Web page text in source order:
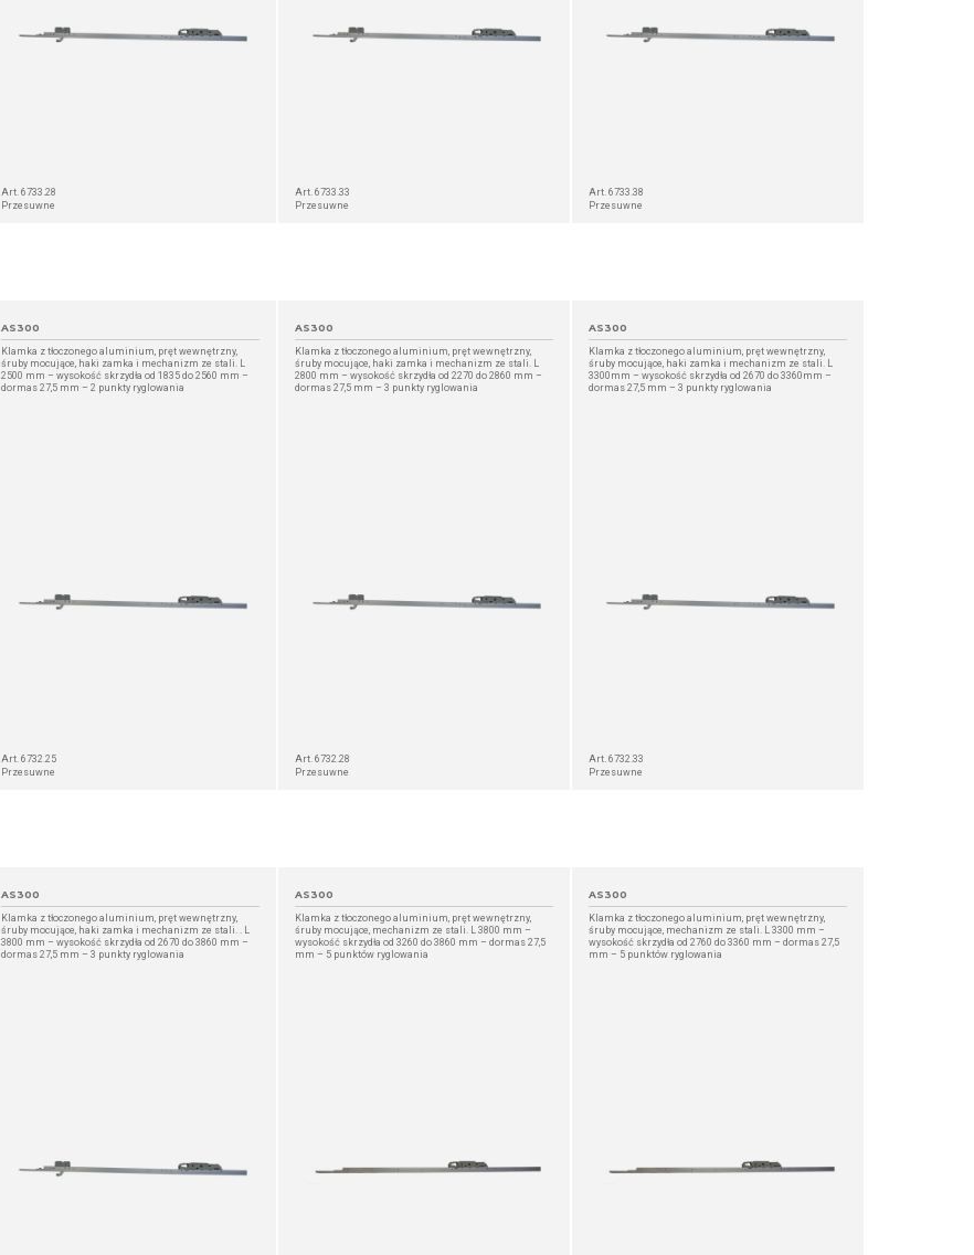
Art. 6733.28
Przesuwne
Art. 6733.33
Przesuwne
Art. 6733.38
Przesuwne
AS300
Klamka z tłoczonego aluminium, pręt wewnętrzny,
śruby mocujące, haki zamka i mechanizm ze stali. L
2500 mm – wysokość skrzydła od 1835 do 2560 mm –
dormas 27,5 mm – 2 punkty ryglowania
Art. 6732.25
Przesuwne
AS300
Klamka z tłoczonego aluminium, pręt wewnętrzny,
śruby mocujące, haki zamka i mechanizm ze stali. L
2800 mm – wysokość skrzydła od 2270 do 2860 mm –
dormas 27,5 mm – 3 punkty ryglowania
Art. 6732.28
Przesuwne
AS300
Klamka z tłoczonego aluminium, pręt wewnętrzny,
śruby mocujące, haki zamka i mechanizm ze stali. L
3300mm – wysokość skrzydła od 2670 do 3360mm –
dormas 27,5 mm – 3 punkty ryglowania
Art. 6732.33
Przesuwne
AS300
Klamka z tłoczonego aluminium, pręt wewnętrzny,
śruby mocujące, haki zamka i mechanizm ze stali. . L
3800 mm – wysokość skrzydła od 2670 do 3860 mm –
dormas 27,5 mm – 3 punkty ryglowania
AS300
Klamka z tłoczonego aluminium, pręt wewnętrzny,
śruby mocujące, mechanizm ze stali. L 3800 mm –
wysokość skrzydła od 3260 do 3860 mm – dormas 27,5
mm – 5 punktów ryglowania
AS300
Klamka z tłoczonego aluminium, pręt wewnętrzny,
śruby mocujące, mechanizm ze stali. L 3300 mm –
wysokość skrzydła od 2760 do 3360 mm – dormas 27,5
mm – 5 punktów ryglowania